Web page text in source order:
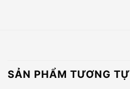
SẢN PHẨM TƯƠNG TỰ